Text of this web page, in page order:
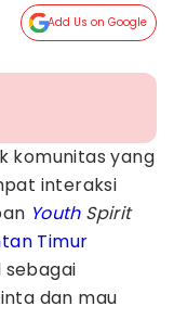
Add Us on Google
komunitas yang
interaksi
YouthSpirit
Timur
sebagai
dan mau